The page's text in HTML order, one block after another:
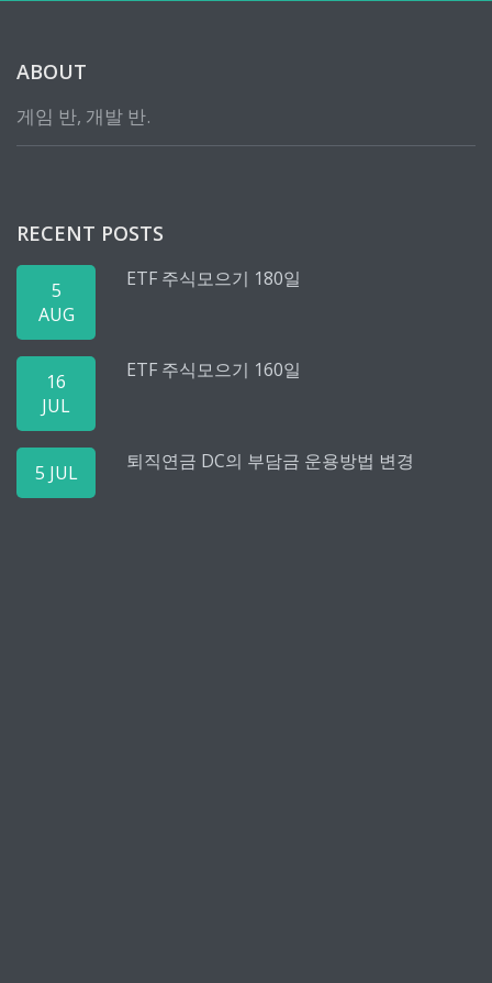
ABOUT
게임 반, 개발 반.
RECENT POSTS
5
AUG
ETF 주식모으기 180일
16
JUL
ETF 주식모으기 160일
5 JUL 퇴직연금 DC의 부담금 운용방법 변경